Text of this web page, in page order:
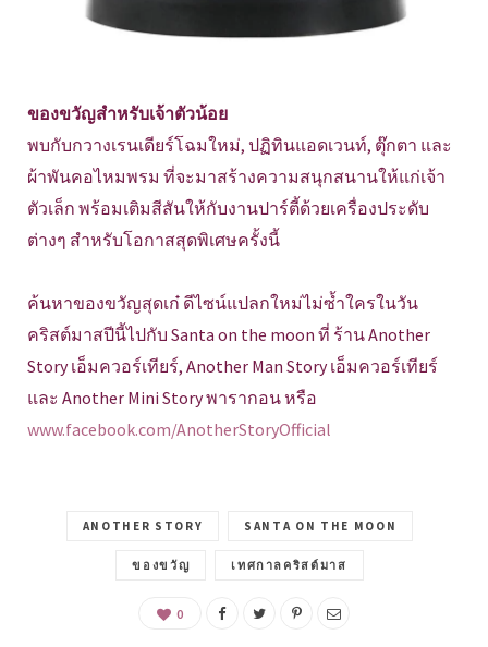
ของขวัญสำหรับเจ้าตัวน้อย
พบกับกวางเรนเดียร์โฉมใหม่, ปฏิทินแอดเวนท์, ตุ๊กตา และ
ผ้าพันคอไหมพรม ที่จะมาสร้างความสนุกสนานให้แก่เจ้า
ตัวเล็ก พร้อมเติมสีสันให้กับงานปาร์ตี้ด้วยเครื่องประดับ
ต่างๆ สำหรับโอกาสสุดพิเศษครั้งนี้
ค้นหาของขวัญสุดเก๋ ดีไซน์แปลกใหม่ไม่ซ้ำใครในวัน
คริสต์มาสปีนี้ไปกับ Santa on the moon ที่ ร้าน Another
Story เอ็มควอร์เทียร์, Another Man Story เอ็มควอร์เทียร์
และ Another Mini Story พารากอน หรือ
www.facebook.com/AnotherStoryOfficial
ANOTHER STORY SANTA ON THE MOON
ของขวัญ เทศกาลคริสต์มาส
0